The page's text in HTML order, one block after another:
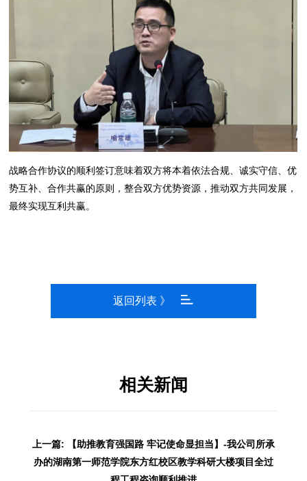
战略合作协议的顺利签订意味着双方将本着依法合规、诚实守信、优
势互补、合作共赢的原则，整合双方优势资源，推动双方共同发展，
最终实现互利共赢。
返回列表 》
相关新闻
上一篇: 【助推教育强国路 牢记使命显担当】-我公司所承
办的湖南第一师范学院东方红校区教学科研大楼项目全过